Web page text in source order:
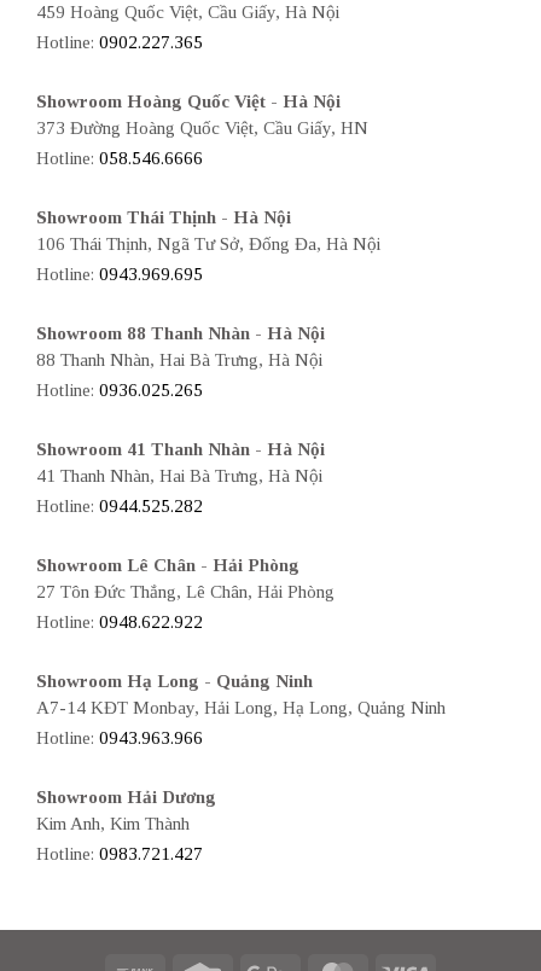
459 Hoàng Quốc Việt, Cầu Giấy, Hà Nội
Hotline: 0902.227.365
Showroom Hoàng Quốc Việt - Hà Nội
373 Đường Hoàng Quốc Việt, Cầu Giấy, HN
Hotline: 058.546.6666
Showroom Thái Thịnh - Hà Nội
106 Thái Thịnh, Ngã Tư Sở, Đống Đa, Hà Nội
Hotline: 0943.969.695
Showroom 88 Thanh Nhàn - Hà Nội
88 Thanh Nhàn, Hai Bà Trưng, Hà Nội
Hotline: 0936.025.265
Showroom 41 Thanh Nhàn - Hà Nội
41 Thanh Nhàn, Hai Bà Trưng, Hà Nội
Hotline: 0944.525.282
Showroom Lê Chân - Hải Phòng
27 Tôn Đức Thắng, Lê Chân, Hải Phòng
Hotline: 0948.622.922
Showroom Hạ Long - Quảng Ninh
A7-14 KĐT Monbay, Hải Long, Hạ Long, Quảng Ninh
Hotline: 0943.963.966
Showroom Hải Dương
Kim Anh, Kim Thành
Hotline: 0983.721.427